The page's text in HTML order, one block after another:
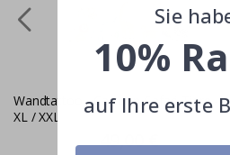
Wandtattoo - Cartoon-Safari-Tiere -
XL / XXL
Price
49,00 €
Sie
10%
auf Ihre erste